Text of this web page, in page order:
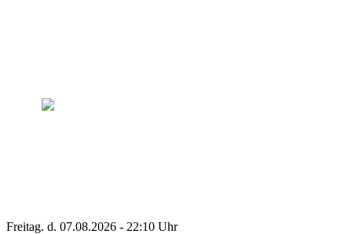
Freitag. d. 07.08.2026 - 22:10 Uhr